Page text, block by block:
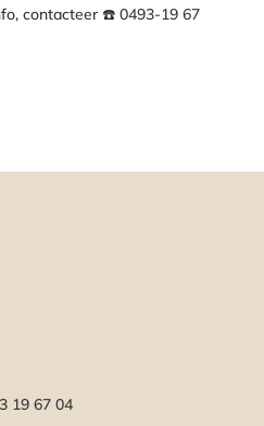
contacteer ☎️ 0493-19 67
19 67 04